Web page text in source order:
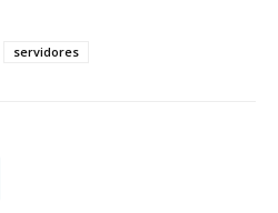
servidores